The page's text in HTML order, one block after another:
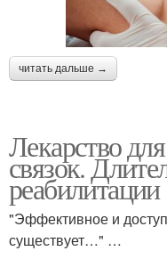
читать дальше →
Лекарство
связок.
реабилитации
"Эффективное и
существует…" …